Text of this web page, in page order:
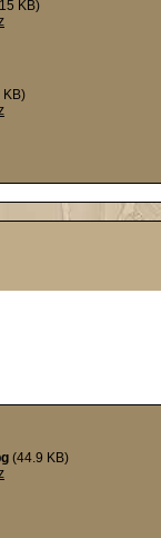
KB)
KB)
(44.9 KB)